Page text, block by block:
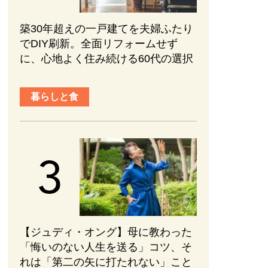
築30年超えの一戸建てを夫婦ふたり
でDIY刷新。全面リフォームせず
に、心地よく住み続ける60代の選択
暮らしと食
【ジュディ・オング】母に教わった
「悔いのない人生を送る」コツ、そ
れは「第二の矢に打たれない」こと